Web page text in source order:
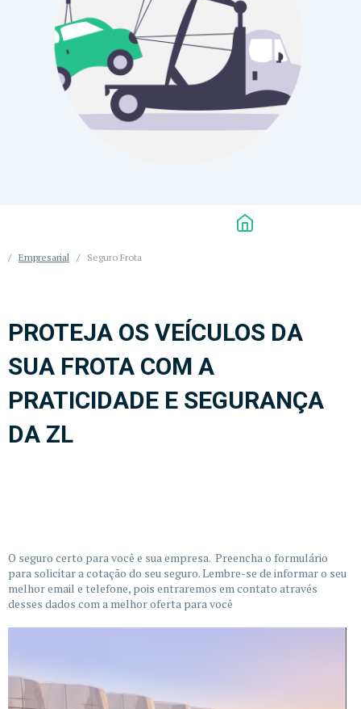
/ Empresarial / Seguro Frota
PROTEJA OS VEÍCULOS DA
SUA FROTA COM A
PRATICIDADE E SEGURANÇA
DA ZL
O seguro certo para você e sua empresa. Preencha o formulário
para solicitar a cotação do seu seguro. Lembre-se de informar o seu
melhor email e telefone, pois entraremos em contato através
desses dados com a melhor oferta para você